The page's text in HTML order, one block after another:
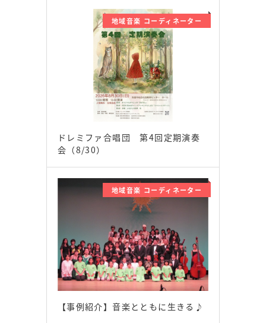
地域音楽 コーディネーター
ドレミファ合唱団 第4回定期演奏
会（8/30）
地域音楽 コーディネーター
【事例紹介】音楽とともに生きる♪